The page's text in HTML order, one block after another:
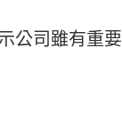
公司雖有重